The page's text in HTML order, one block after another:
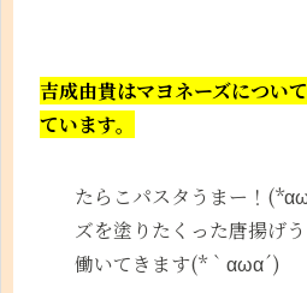
吉成由貴はマヨネーズについ
ています。
たらこパスタうまー！
ズを塗りたくった唐揚げ
働いてきます(*｀αωα´)